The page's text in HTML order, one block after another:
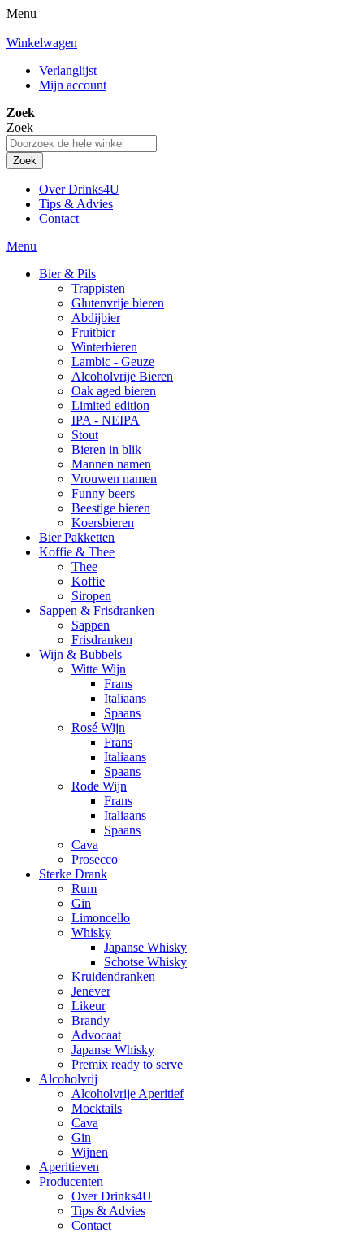
Menu
Winkelwagen
Verlanglijst
Mijn account
Zoek
Zoek
Zoek
Over Drinks4U
Tips & Advies
Contact
Menu
Bier & Pils
Trappisten
Glutenvrije bieren
Abdijbier
Fruitbier
Winterbieren
Lambic - Geuze
Alcoholvrije Bieren
Oak aged bieren
Limited edition
IPA - NEIPA
Stout
Bieren in blik
Mannen namen
Vrouwen namen
Funny beers
Beestige bieren
Koersbieren
Bier Pakketten
Koffie & Thee
Thee
Koffie
Siropen
Sappen & Frisdranken
Sappen
Frisdranken
Wijn & Bubbels
Witte Wijn
Frans
Italiaans
Spaans
Rosé Wijn
Frans
Italiaans
Spaans
Rode Wijn
Frans
Italiaans
Spaans
Cava
Prosecco
Sterke Drank
Rum
Gin
Limoncello
Whisky
Japanse Whisky
Schotse Whisky
Kruidendranken
Jenever
Likeur
Brandy
Advocaat
Japanse Whisky
Premix ready to serve
Alcoholvrij
Alcoholvrije Aperitief
Mocktails
Cava
Gin
Wijnen
Aperitieven
Producenten
Over Drinks4U
Tips & Advies
Contact